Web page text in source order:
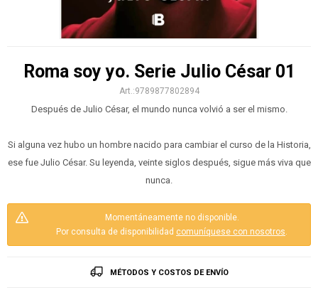
Roma soy yo. Serie Julio César 01
9789877802894
Después de Julio César, el mundo nunca volvió a ser el mismo.
Si alguna vez hubo un hombre nacido para cambiar el curso de la Historia,
ese fue Julio César. Su leyenda, veinte siglos después, sigue más viva que
nunca.
Momentáneamente no disponible.
Por consulta de disponibilidad comuníquese con nosotros.
MÉTODOS Y COSTOS DE ENVÍO